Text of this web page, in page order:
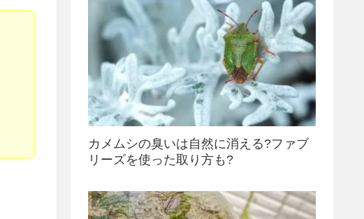
カメムシの臭いは自然に消える?ファブ
リーズを使った取り方も?